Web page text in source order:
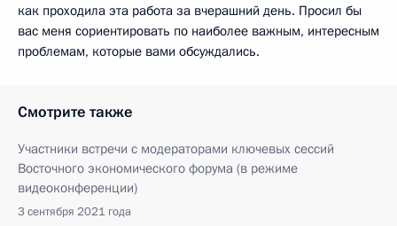
как проходила эта работа за вчерашний день. Просил бы
вас меня сориентировать по наиболее важным, интересным
проблемам, которые вами обсуждались.
Смотрите также
Участники встречи с модераторами ключевых сессий
Восточного экономического форума (в режиме
видеоконференции)
3 сентября 2021 года